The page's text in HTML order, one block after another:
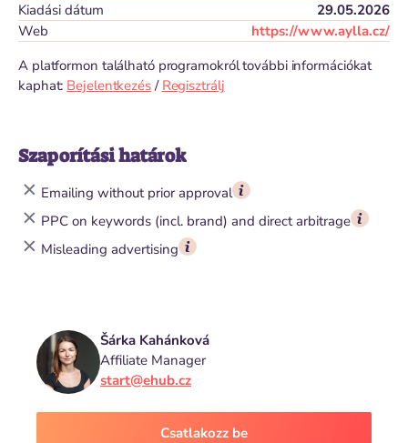
Kiadási dátum
29.05.2026
Web
https://www.aylla.cz/
A platformon található programokról további információkat
kaphat: Bejelentkezés/ Regisztrálj
Szaporítási határok
Emailing without prior approval
PPC on keywords (incl. brand) and direct arbitrage
Misleading advertising
Šárka Kahánková
Affiliate Manager
start@ehub.cz
Csatlakozz be